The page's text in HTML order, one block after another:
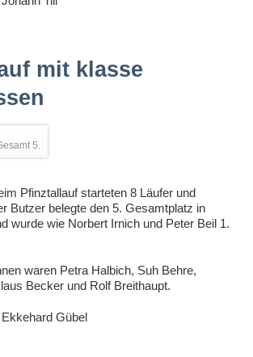
mit klasse
5.
Pfinztallauf starteten 8 Läufer und
Butzer belegte den 5. Gesamtplatz in
wurde wie Norbert Irnich und Peter Beil 1.
waren Petra Halbich, Suh Behre,
Becker und Rolf Breithaupt.
Gübel